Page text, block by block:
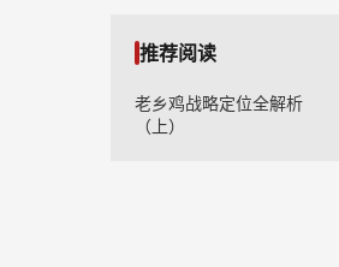
推荐阅读
老乡鸡战略定位全解析
（上）